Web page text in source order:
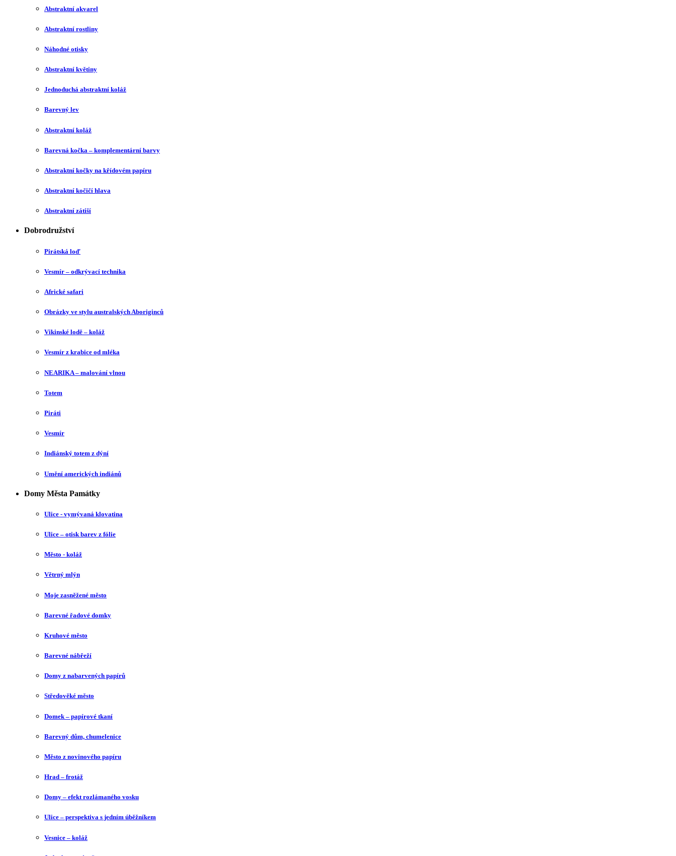
Abstraktní akvarel
Abstraktní rostliny
Náhodné otisky
Abstraktní květiny
Jednoduchá abstraktní koláž
Barevný lev
Abstraktní koláž
Barevná kočka – komplementární barvy
Abstraktní kočky na křídovém papíru
Abstraktní kočičí hlava
Abstraktní zátiší
Dobrodružství
Pirátská loď
Vesmír – odkrývací technika
Africké safari
Obrázky ve stylu australských Aboriginců
Vikinské lodě – koláž
Vesmír z krabice od mléka
NEARIKA – malování vlnou
Totem
Piráti
Vesmír
Indiánský totem z dýní
Umění amerických indiánů
Domy Města Památky
Ulice - vymývaná klovatina
Ulice – otisk barev z fólie
Město - koláž
Větrný mlýn
Moje zasněžené město
Barevné řadové domky
Kruhové město
Barevné nábřeží
Domy z nabarvených papírů
Středověké město
Domek – papírové tkaní
Barevný dům, chumelenice
Město z novinového papíru
Hrad – frotáž
Domy – efekt rozlámaného vosku
Ulice – perspektiva s jedním úběžníkem
Vesnice – koláž